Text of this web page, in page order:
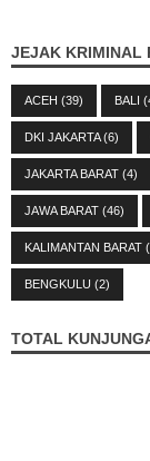
JEJAK KRIMINAL
ACEH (39) BALI
DKI JAKARTA(6)
JAKARTA BARAT (4)
JAWA BARAT (46)
KALIMANTAN BARAT
BENGKULU (2)
TOTAL